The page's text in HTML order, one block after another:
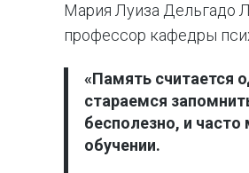
Мария Луиза Дельгадо
профессор кафедры
«Память считается
стараемся
бесполезно, и
обучении.